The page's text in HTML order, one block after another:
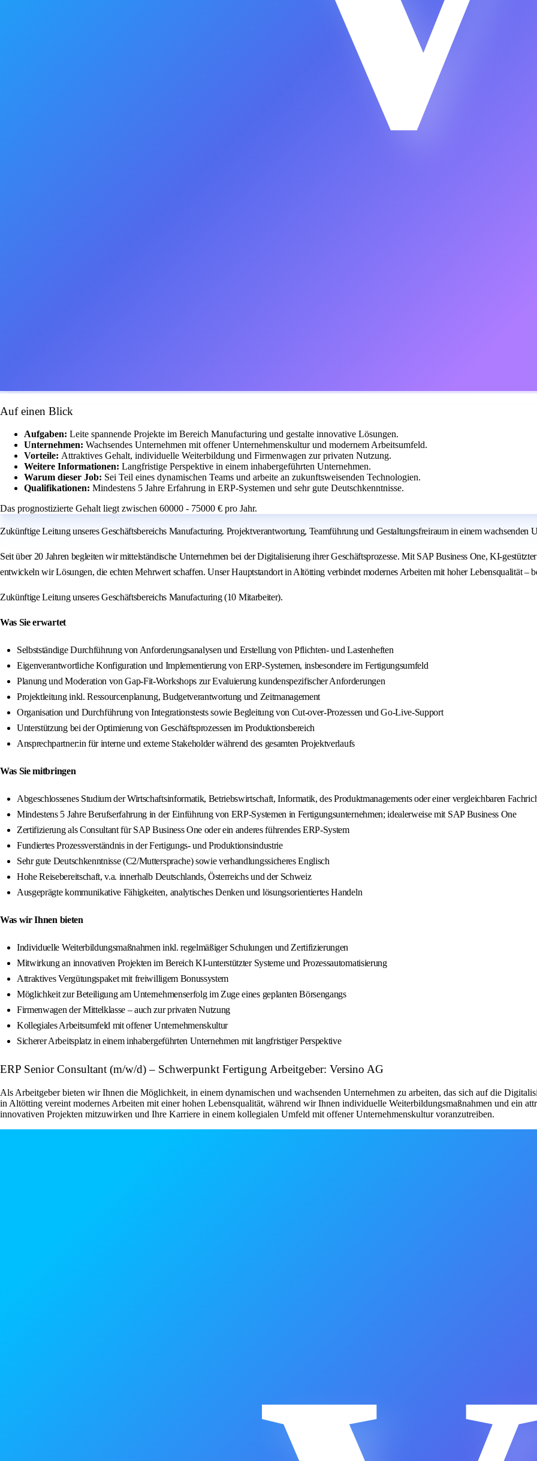
Auf einen Blick
Aufgaben: Leite spannende Projekte im Bereich Manufacturing und gestalte innovative Lösungen.
Unternehmen: Wachsendes Unternehmen mit offener Unternehmenskultur und modernem Arbeitsumfeld.
Vorteile: Attraktives Gehalt, individuelle Weiterbildung und Firmenwagen zur privaten Nutzung.
Weitere Informationen: Langfristige Perspektive in einem inhabergeführten Unternehmen.
Warum dieser Job: Sei Teil eines dynamischen Teams und arbeite an zukunftsweisenden Technologien.
Qualifikationen: Mindestens 5 Jahre Erfahrung in ERP-Systemen und sehr gute Deutschkenntnisse.
Das prognostizierte Gehalt liegt zwischen 60000 - 75000 € pro Jahr.
Zukünftige Leitung unseres Geschäftsbereichs Manufacturing. Projektverantwortung, Teamführung und Gestaltungsfreiraum in einem wachsenden
Seit über 20 Jahren begleiten wir mittelständische Unternehmen bei der Digitalisierung ihrer Geschäftsprozesse. Mit SAP Business One, KI-
entwickeln wir Lösungen, die echten Mehrwert schaffen. Unser Hauptstandort in Altötting verbindet modernes Arbeiten mit hoher Lebensqualität –
Zukünftige Leitung unseres Geschäftsbereichs Manufacturing (10 Mitarbeiter).
Was Sie erwartet
Selbstständige Durchführung von Anforderungsanalysen und Erstellung von Pflichten- und Lastenheften
Eigenverantwortliche Konfiguration und Implementierung von ERP-Systemen, insbesondere im Fertigungsumfeld
Planung und Moderation von Gap‑Fit‑Workshops zur Evaluierung kundenspezifischer Anforderungen
Projektleitung inkl. Ressourcenplanung, Budgetverantwortung und Zeitmanagement
Organisation und Durchführung von Integrationstests sowie Begleitung von Cut‑over‑Prozessen und Go‑Live‑Support
Unterstützung bei der Optimierung von Geschäftsprozessen im Produktionsbereich
Ansprechpartner:in für interne und externe Stakeholder während des gesamten Projektverlaufs
Was Sie mitbringen
Abgeschlossenes Studium der Wirtschaftsinformatik, Betriebswirtschaft, Informatik, des Produktmanagements oder einer vergleichbaren
Mindestens 5 Jahre Berufserfahrung in der Einführung von ERP-Systemen in Fertigungsunternehmen; idealerweise mit SAP Business One
Zertifizierung als Consultant für SAP Business One oder ein anderes führendes ERP‑System
Fundiertes Prozessverständnis in der Fertigungs‑ und Produktionsindustrie
Sehr gute Deutschkenntnisse (C2/Muttersprache) sowie verhandlungssicheres Englisch
Hohe Reisebereitschaft, v.a. innerhalb Deutschlands, Österreichs und der Schweiz
Ausgeprägte kommunikative Fähigkeiten, analytisches Denken und lösungsorientiertes Handeln
Was wir Ihnen bieten
Individuelle Weiterbildungsmaßnahmen inkl. regelmäßiger Schulungen und Zertifizierungen
Mitwirkung an innovativen Projekten im Bereich KI‑unterstützter Systeme und Prozessautomatisierung
Attraktives Vergütungspaket mit freiwilligem Bonussystem
Möglichkeit zur Beteiligung am Unternehmenserfolg im Zuge eines geplanten Börsengangs
Firmenwagen der Mittelklasse – auch zur privaten Nutzung
Kollegiales Arbeitsumfeld mit offener Unternehmenskultur
Sicherer Arbeitsplatz in einem inhabergeführten Unternehmen mit langfristiger Perspektive
ERP Senior Consultant (m/w/d) – Schwerpunkt Fertigung Arbeitgeber: Versino AG
Als Arbeitgeber bieten wir Ihnen die Möglichkeit, in einem dynamischen und wachsenden Unternehmen zu arbeiten, das sich auf die
in Altötting vereint modernes Arbeiten mit einer hohen Lebensqualität, während wir Ihnen individuelle Weiterbildungsmaßnahmen und ein
innovativen Projekten mitzuwirken und Ihre Karriere in einem kollegialen Umfeld mit offener Unternehmenskultur voranzutreiben.